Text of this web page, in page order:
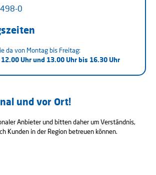
0
da von Montag bis Freitag:
Uhr und 13.00 Uhr bis 16.30 Uhr
und vor Ort!
Anbieter und bitten daher um Verständnis,
Kunden in der Region betreuen können.